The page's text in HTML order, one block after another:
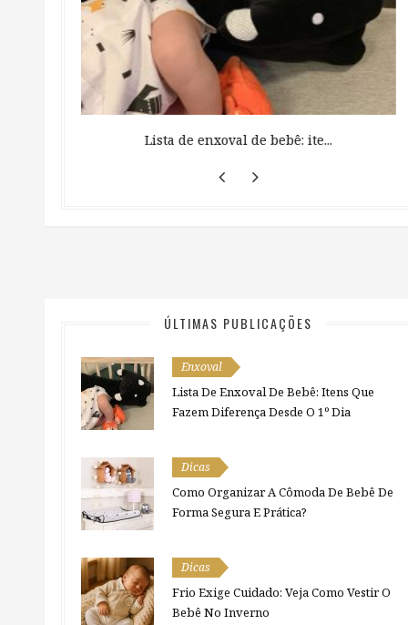
Lista de enxoval de bebê: ite...
ÚLTIMAS PUBLICAÇÕES
Enxoval
Lista De Enxoval De Bebê: Itens Que
Fazem Diferença Desde O 1º Dia
Dicas
Como Organizar A Cômoda De Bebê De
Forma Segura E Prática?
Dicas
Frio Exige Cuidado: Veja Como Vestir O
Bebê No Inverno